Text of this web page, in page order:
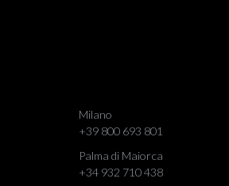
Milano
+39 800 693 801
Palma di Maiorca
+34 932 710 438